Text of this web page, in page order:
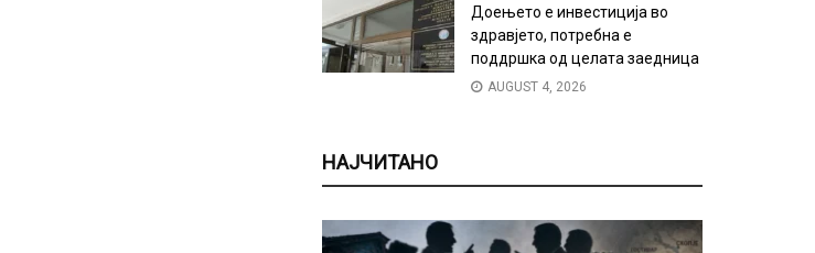
Доењето е инвестиција во
здравјето, потребна е
поддршка од целата заедница
AUGUST 4, 2026
НАЈЧИТАНО